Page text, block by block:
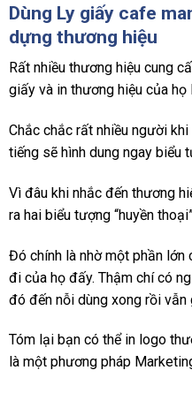
Dùng Ly giấy cafe
dựng thương hiệu
Rất nhiều thương hiệu cung
giấy và in thương hiệu của họ
Chắc chắc rất nhiều người
tiếng sẽ hình dung ngay biểu
Vì đâu khi nhắc đến thương
ra hai biểu tượng “huyền
Đó chính là nhờ một phần
đi của họ đấy. Thậm chí có
đó đến nỗi dùng xong rồi vẫn
Tóm lại bạn có thể in logo
là một phương pháp